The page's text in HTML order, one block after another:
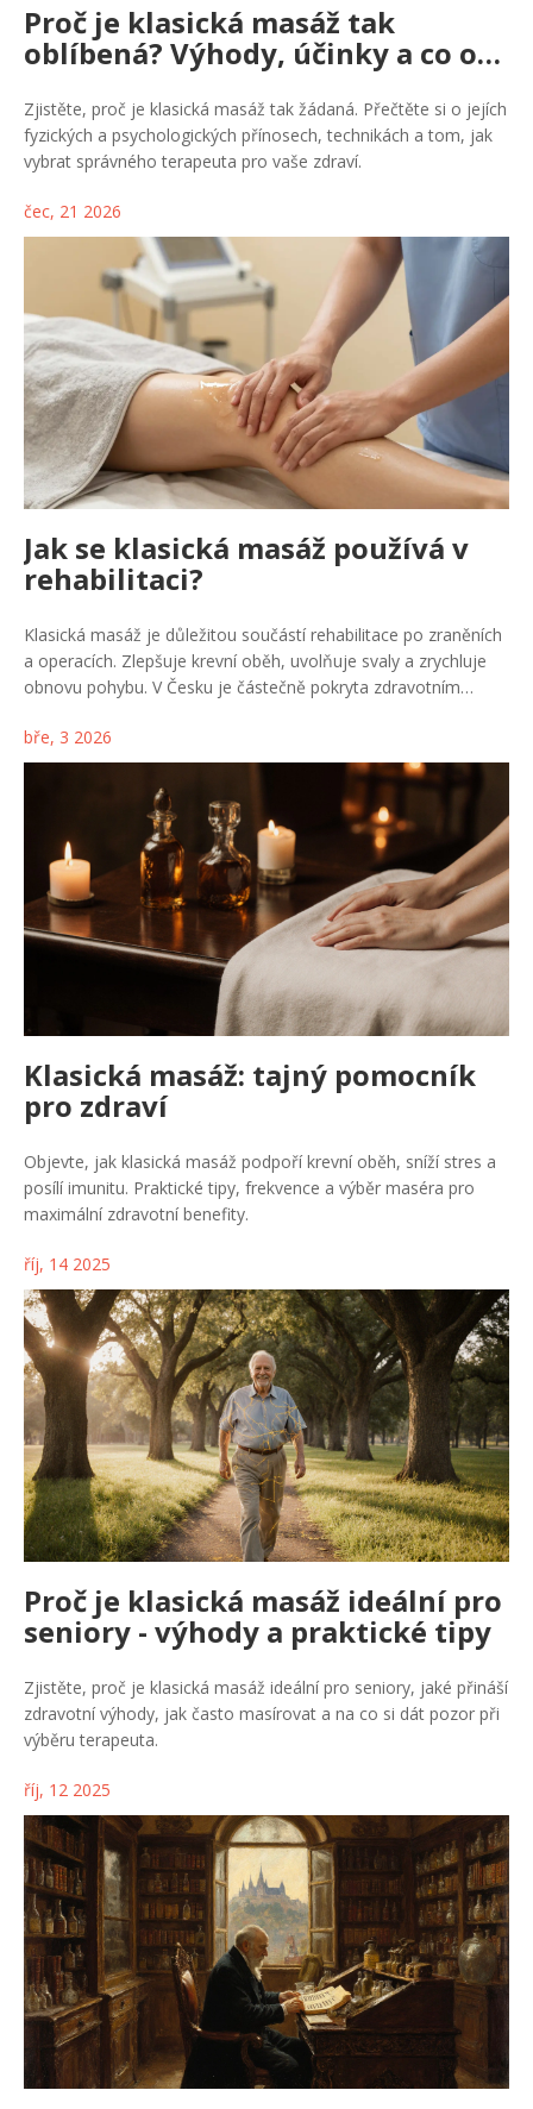
Proč je klasická masáž tak
oblíbená? Výhody, účinky a co od
Zjistěte, proč je klasická masáž tak žádaná. Přečtěte si o jejích
fyzických a psychologických přínosech, technikách a tom, jak
vybrat správného terapeuta pro vaše zdraví.
čec, 21 2026
Jak se klasická masáž používá v
rehabilitaci?
Klasická masáž je důležitou součástí rehabilitace po zraněních
a operacích. Zlepšuje krevní oběh, uvolňuje svaly a zrychluje
obnovu pohybu. V Česku je částečně pokryta zdravotním
bře, 3 2026
Klasická masáž: tajný pomocník
pro zdraví
Objevte, jak klasická masáž podpoří krevní oběh, sníží stres a
posílí imunitu. Praktické tipy, frekvence a výběr maséra pro
maximální zdravotní benefity.
říj, 14 2025
Proč je klasická masáž ideální pro
seniory - výhody a praktické tipy
Zjistěte, proč je klasická masáž ideální pro seniory, jaké přináší
zdravotní výhody, jak často masírovat a na co si dát pozor při
výběru terapeuta.
říj, 12 2025